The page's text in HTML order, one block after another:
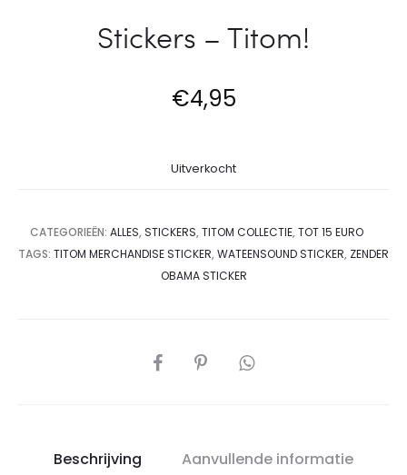
Stickers – Titom!
€4,95
Uitverkocht
CATEGORIEËN: ALLES, STICKERS, TITOM COLLECTIE, TOT 15 EURO
TAGS: TITOM MERCHANDISE STICKER, WATEENSOUND STICKER, ZENDER
OBAMA STICKER
DEEL
Beschrijving Aanvullende informatie